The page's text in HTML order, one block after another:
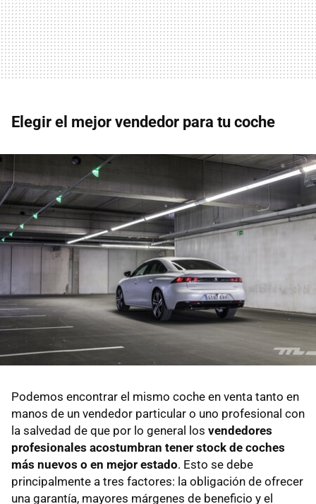
Elegir el mejor vendedor para tu coche
Podemos encontrar el mismo coche en venta tanto en
manos de un vendedor particular o uno profesional con
la salvedad de que por lo general los vendedores
profesionales acostumbran tener stock de coches
más nuevos o en mejor estado. Esto se debe
principalmente a tres factores: la obligación de ofrecer
una garantía, mayores márgenes de beneficio y el